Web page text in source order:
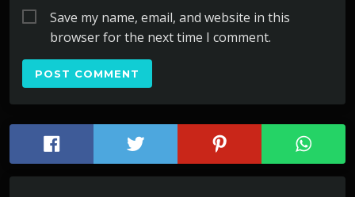
Save my name, email, and website in this
browser for the next time I comment.